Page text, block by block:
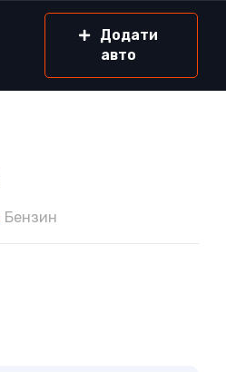
Додати
авто
Бензин